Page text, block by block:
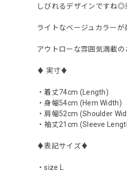
しびれるデザインですね
ライトなベージュカラー
アウトローな雰囲気満載
♦︎ 実寸♦︎
・着丈74cm (Length)
・身幅54cm (Hem Width)
・肩幅52cm (Shoulder
・袖丈21cm (Sleeve
♦︎表記サイズ♦︎
・size L